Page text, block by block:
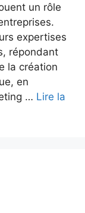
un rôle
expertises
répondant
la création
en
… Lire la